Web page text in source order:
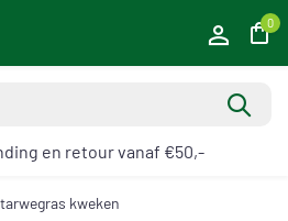
0
en retour vanaf €50,-
tarwegras kweken